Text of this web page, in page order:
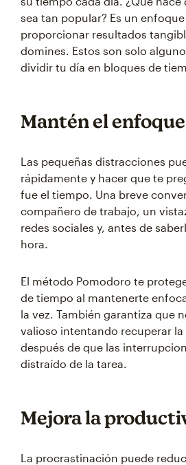
sea tan popular? Es un
proporcionar resultados
domines. Estos son solo
dividir tu día en bloques de
Mantén el enfoque
Las pequeñas distracciones
rápidamente y hacer que te
fue el tiempo. Una breve
compañero de trabajo, un
redes sociales y, antes de
hora.
El método Pomodoro te
de tiempo al mantenerte
la vez. También garantiza que
valioso intentando recuperar
después de que las
distraído de la tarea.
Mejora la
La procrastinación puede